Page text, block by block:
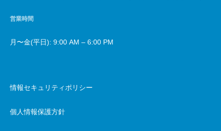
営業時間
月〜金(平日): 9:00 AM – 6:00 PM
情報セキュリティポリシー
個人情報保護方針